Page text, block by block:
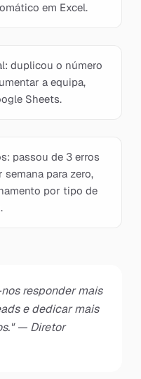
em Excel.
duplicou o número
a equipa,
Sheets.
passou de 3 erros
para zero,
por tipo de
responder mais
e dedicar mais
— Diretor